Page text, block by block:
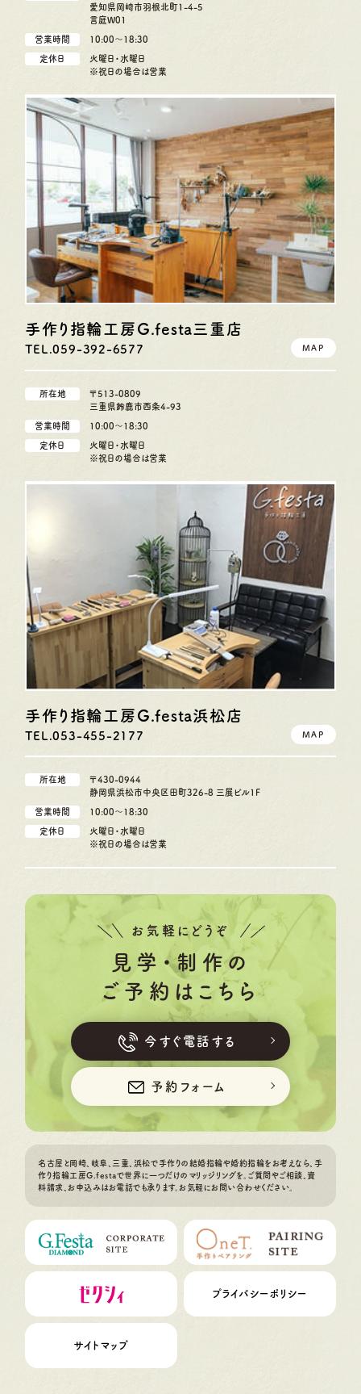
愛知県岡崎市羽根北町1-4-5
言庭W01
営業時間 10:00〜18:30
定休日
火曜日・水曜日
※祝日の場合は営業
手作り指輪工房G.festa三重店
TEL.059-392-6577 MAP
所在地
〒513-0809
三重県鈴鹿市西条4-93
営業時間 10:00〜18:30
定休日
火曜日・水曜日
※祝日の場合は営業
手作り指輪工房G.festa浜松店
TEL.053-455-2177 MAP
所在地
〒430-0944
静岡県浜松市中央区田町326-8 三展ビル1F
営業時間 10:00〜18:30
定休日
火曜日・水曜日
※祝日の場合は営業
お気軽にどうぞ
見学・制作の
ご予約はこちら
今すぐ電話する
予約フォーム
名古屋と岡崎、岐阜、三重、浜松で手作りの結婚指輪や婚約指輪をお考えなら、手
作り指輪工房G.festaで世界に一つだけのマリッジリングを。ご質問やご相談、資
料請求、お申込みはお電話でも承ります。お気軽にお問い合わせください。
プライバシーポリシー
サイトマップ